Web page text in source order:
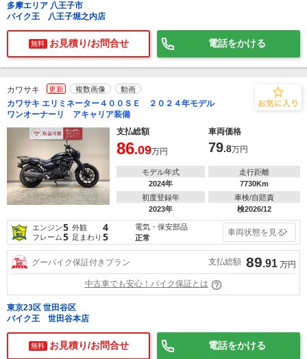
多摩エリア 八王子市
バイク王 八王子堀之内店
無料 お見積り/お問合せ 電話をかける
カワサキ 更新 複数画像 動画
カワサキ エリミネーター４００ＳＥ ２０２４年モデル
ワンオーナーリ アキャリア装備
支払総額
車両価格
86.09万円 79.8万円
モデル年式
2024年
走行距離
7730Km
初度登録年
2023年
車検/自賠責
検2026/12
エンジン5 外観 4
フレーム5 足まわり 5
電気・保安部品
正常
車両状態を見る
グーバイク保証付きプラン 支払総額 89.91 万円
中古車でも安心！バイク保証とは
東京23区 世田谷区
バイク王 世田谷本店
無料 お見積り/お問合せ 電話をかける